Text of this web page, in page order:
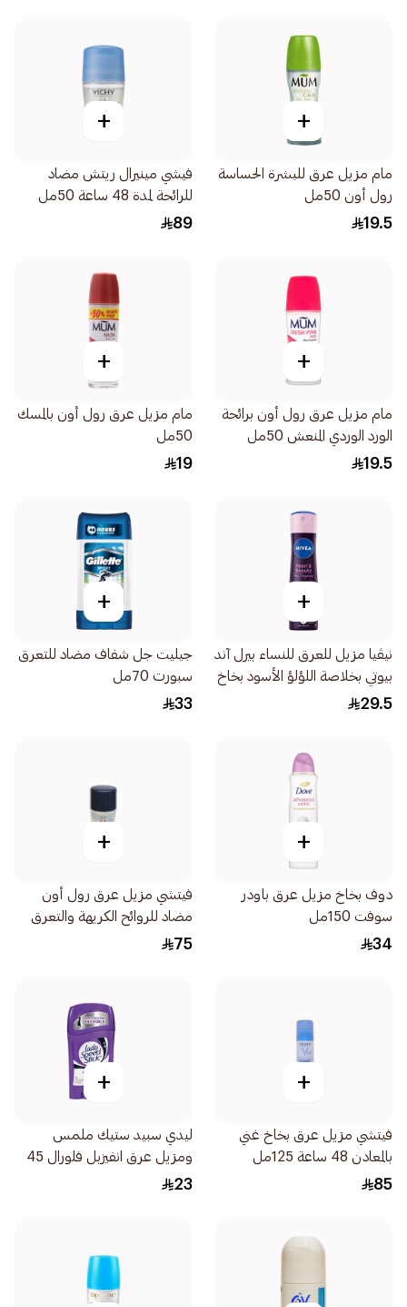
+
مام مزيل عرق للبشرة الحساسة
رول أون 50مل
19.5
+
فيشي مينيرال ريتش مضاد
للرائحة لمدة 48 ساعة 50مل
89
+
مام مزيل عرق رول أون برائحة
الورد الوردي المنعش 50مل
19.5
+
مام مزيل عرق رول أون بالمسك
50مل
19
+
نيڤيا مزيل للعرق للنساء بيرل آند
بيوتي بخلاصة اللؤلؤ الأسود بخاخ
150مل
29.5
+
جيليت جل شفاف مضاد للتعرق
سبورت 70مل
33
+
دوف بخاخ مزيل عرق باودر
سوفت 150مل
34
+
فيتشي مزيل عرق رول أون
مضاد للروائح الكريهة والتعرق
حماية 48 ساعة 50مل
75
+
فيتشي مزيل عرق بخاخ غني
بالمعادن 48 ساعة 125مل
85
+
ليدي سبيد ستيك ملمس
ومزيل عرق انفيزبل فلورال 45
جرام
23